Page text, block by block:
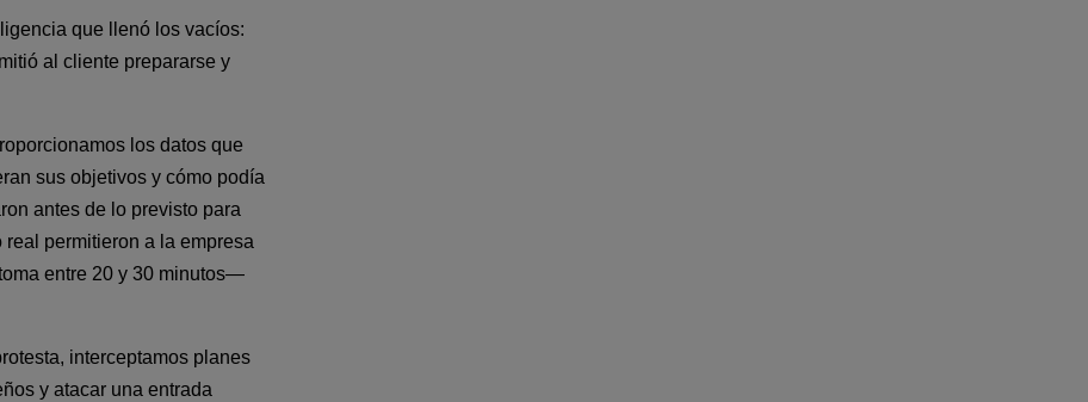
que llenó los vacíos:
al cliente prepararse y
los datos que
sus objetivos y cómo podía
antes de lo previsto para
permitieron a la empresa
entre 20 y 30 minutos—
interceptamos planes
y atacar una entrada